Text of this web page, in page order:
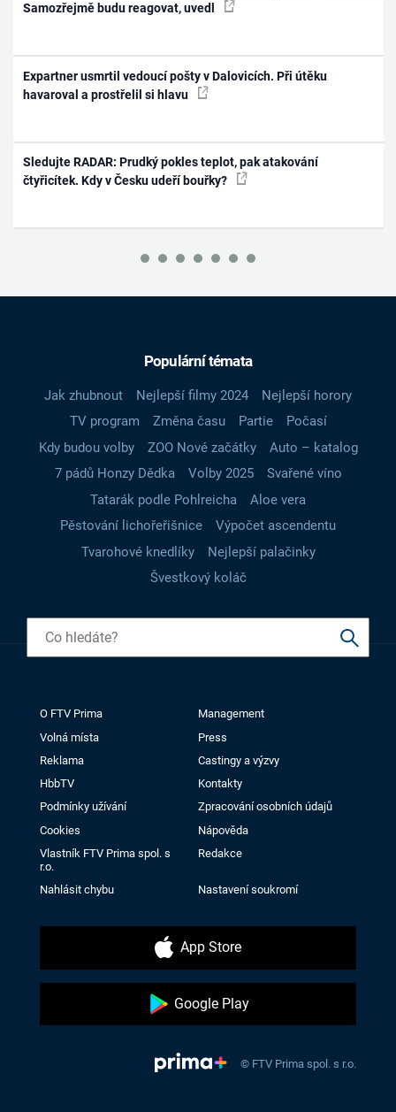
Samozřejmě budu reagovat, uvedl
Expartner usmrtil vedoucí pošty v Dalovicích. Při útěku
havaroval a prostřelil si hlavu
Sledujte RADAR: Prudký pokles teplot, pak atakování
čtyřicítek. Kdy v Česku udeří bouřky?
Populární témata
Jak zhubnout Nejlepší filmy 2024
Nejlepší horory
TV program
Změna času Partie
Počasí
Kdy budou volby
ZOO Nové začátky
Auto – katalog
7 pádů Honzy Dědka
Volby 2025
Svařené víno
Tatarák podle Pohlreicha
Aloe vera
Pěstování lichořeřišnice
Výpočet ascendentu
Tvarohové knedlíky
Nejlepší palačinky
Švestkový koláč
O FTV Prima
Management
Volná místa
Press
Reklama
Castingy a výzvy
HbbTV
Kontakty
Podmínky užívání
Zpracování osobních údajů
Cookies
Nápověda
Vlastník FTV Prima spol. s
r.o.
Redakce
Nahlásit chybu Nastavení soukromí
App Store
Google Play
© FTV Prima spol. s r.o.